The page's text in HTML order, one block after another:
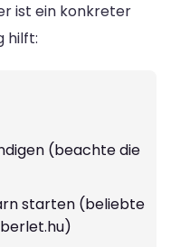
ist ein konkreter
hilft:
(beachte die
starten (beliebte